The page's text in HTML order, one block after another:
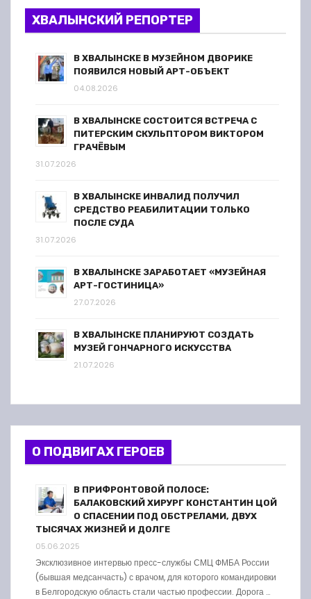
ХВАЛЫНСКИЙ РЕПОРТЕР
В ХВАЛЫНСКЕ В МУЗЕЙНОМ ДВОРИКЕ
ПОЯВИЛСЯ НОВЫЙ АРТ-ОБЪЕКТ
04.08.2026
В ХВАЛЫНСКЕ СОСТОИТСЯ ВСТРЕЧА С
ПИТЕРСКИМ СКУЛЬПТОРОМ ВИКТОРОМ
ГРАЧЁВЫМ
31.07.2026
В ХВАЛЫНСКЕ ИНВАЛИД ПОЛУЧИЛ
СРЕДСТВО РЕАБИЛИТАЦИИ ТОЛЬКО
ПОСЛЕ СУДА
31.07.2026
В ХВАЛЫНСКЕ ЗАРАБОТАЕТ «МУЗЕЙНАЯ
АРТ-ГОСТИНИЦА»
27.07.2026
В ХВАЛЫНСКЕ ПЛАНИРУЮТ СОЗДАТЬ
МУЗЕЙ ГОНЧАРНОГО ИСКУССТВА
21.07.2026
О ПОДВИГАХ ГЕРОЕВ
В ПРИФРОНТОВОЙ ПОЛОСЕ:
БАЛАКОВСКИЙ ХИРУРГ КОНСТАНТИН ЦОЙ
О СПАСЕНИИ ПОД ОБСТРЕЛАМИ, ДВУХ
ТЫСЯЧАХ ЖИЗНЕЙ И ДОЛГЕ
05.06.2025
Эксклюзивное интервью пресс-службы СМЦ ФМБА России
(бывшая медсанчасть) с врачом, для которого командировки
в Белгородскую область стали частью профессии. Дорога …